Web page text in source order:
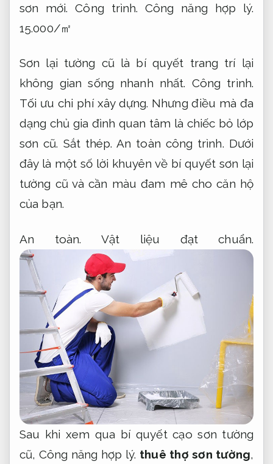
sơn mới.Công trình. Công năng hợp lý.
15.000/㎡
Sơn lại tường cũ là bí quyết trang trí lại
không gian sống nhanh nhất. Công trình.
Tối ưu chi phí xây dựng. Nhưng điều mà đa
dạng chủ gia đình quan tâm là chiếc bỏ lớp
sơn cũ. Sắt thép. An toàn công trình. Dưới
đây là một số lời khuyên về bí quyết sơn lại
tường cũ và cần màu đam mê cho căn hộ
của bạn.
An toàn. Vật liệu đạt chuẩn.
Sau khi xem qua bí quyết cạo sơn tường
cũ,Công năng hợp lý. thuê thợ sơn tường,